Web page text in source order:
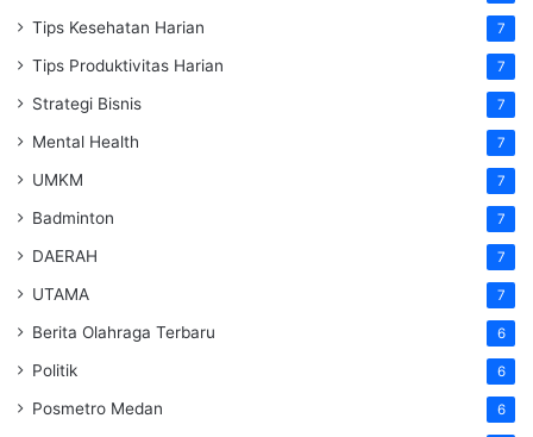
Tips Kesehatan Harian 7
Tips Produktivitas Harian 7
Strategi Bisnis 7
Mental Health 7
UMKM 7
Badminton 7
DAERAH 7
UTAMA 7
Berita Olahraga Terbaru 6
Politik 6
Posmetro Medan 6